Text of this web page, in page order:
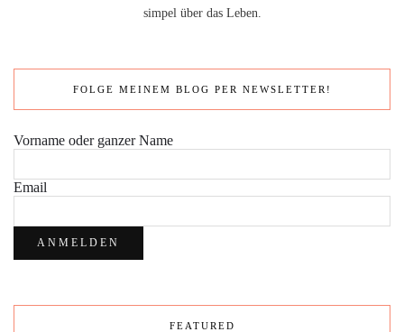
simpel über das Leben.
FOLGE MEINEM BLOG PER NEWSLETTER!
Vorname oder ganzer Name
Email
FEATURED